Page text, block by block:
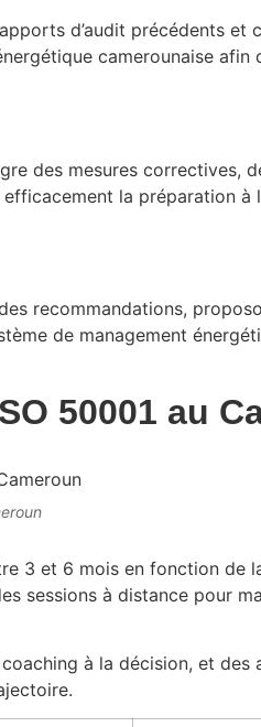
d’audit précédents
camerounaise afin
des mesures correctives,
la préparation
recommandations,
de management
50001 au
3 et 6 mois en fonction de
sessions à distance pour
à la décision, et